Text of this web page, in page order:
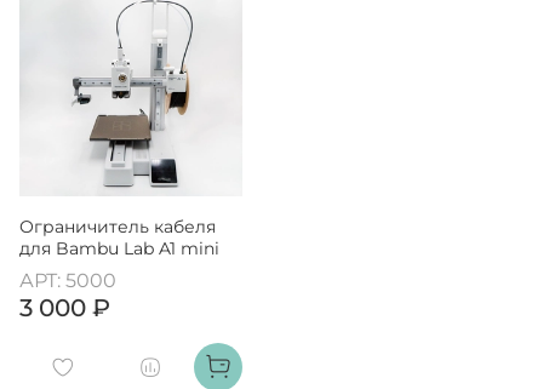
Ограничитель кабеля
для Bambu Lab A1 mini
АРТ: 5000
3 000 ₽